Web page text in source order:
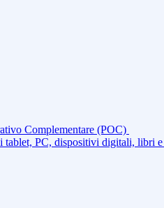
Complementare (POC)
tablet, PC, dispositivi digitali, libri e